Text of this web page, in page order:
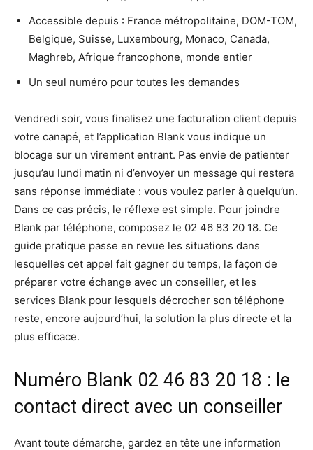
Accessible depuis : France métropolitaine, DOM-TOM,
Belgique, Suisse, Luxembourg, Monaco, Canada,
Maghreb, Afrique francophone, monde entier
Un seul numéro pour toutes les demandes
Vendredi soir, vous finalisez une facturation client depuis
votre canapé, et l’application Blank vous indique un
blocage sur un virement entrant. Pas envie de patienter
jusqu’au lundi matin ni d’envoyer un message qui restera
sans réponse immédiate : vous voulez parler à quelqu’un.
Dans ce cas précis, le réflexe est simple. Pour joindre
Blank par téléphone, composez le 02 46 83 20 18. Ce
guide pratique passe en revue les situations dans
lesquelles cet appel fait gagner du temps, la façon de
préparer votre échange avec un conseiller, et les
services Blank pour lesquels décrocher son téléphone
reste, encore aujourd’hui, la solution la plus directe et la
plus efficace.
Numéro Blank 02 46 83 20 18 : le
contact direct avec un conseiller
Avant toute démarche, gardez en tête une information